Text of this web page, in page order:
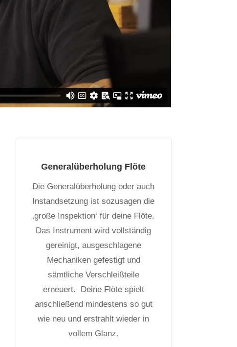
Generalüberholung Flöte
Die Generalüberholung oder auch
Instandsetzung ist sozusagen die
‚große Inspektion‘ für deine Flöte.
Das Instrument wird vollständig
gereinigt, ausgeschlagene
Mechaniken gefestigt und
sämtliche Verschleißteile
erneuert.
Deine Flöte spielt
anschließend mindestens so gut
wie neu und erstrahlt wieder in
vollem Glanz.